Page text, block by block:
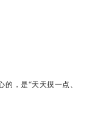
，是“天天摸一点、